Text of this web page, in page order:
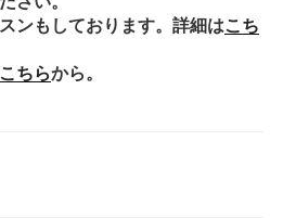
ンもしております。詳細はこち
こちらから。